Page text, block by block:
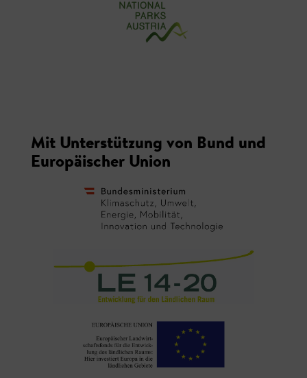
Mit Unterstützung von Bund und
Europäischer Union